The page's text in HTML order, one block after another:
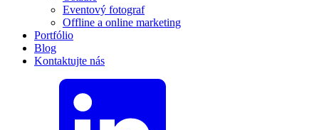
Eventový fotograf
Offline a online marketing
Portfólio
Blog
Kontaktujte nás